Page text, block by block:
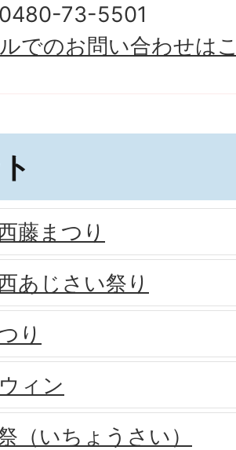
73-5501
でのお問い合わせは
藤まつり
あじさい祭り
り
ィン
（いちょうさい）